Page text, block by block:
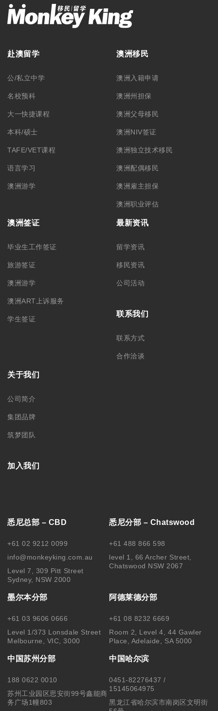
赴澳留学
公/私立中学
名校预科
大一快捷课程
本科/硕士
TAFE/VET课程
语言学习
澳洲游学
澳洲移民
澳洲入籍申请
澳洲州担保
澳洲父母移民
澳洲NIV签证
澳洲独立技术移民
澳洲配偶移民
澳洲雇主担保
澳洲职业评估
澳洲签证
毕业生工作签证
旅游签证
澳洲游学
澳洲ART上诉服务
学生签证
最新资讯
留学资讯
移民资讯
公司活动
联系我们
联系方式
合作洽谈
关于我们
公司简介
集团品牌
筑梦团队
加入我们
悉尼总部 – CBD
+61 02 9212 0099
info@monkeyking.com.au
Level 7, 309 Pitt Street
Sydney, NSW 2000
悉尼分部 – Chatswood
+61 488 866 598
level 1, 66 Archer Street,
Chatswood NSW 2067
墨尔本分部
+61 03 9606 0666
Level 1/373 Lonsdale Street
Melbourne, VIC, 3000
阿德莱德分部
+61 08 8232 6669
Room 2, Level 4, 44 Gawler
Place, Adelaide, SA 5000
中国苏州分部
188 0622 0010
苏州工业园区思安街99号鑫能商
务广场1幢803
中国哈尔滨
0451-82276437 /
15145064975
黑龙江省哈尔滨市南岗区文明街